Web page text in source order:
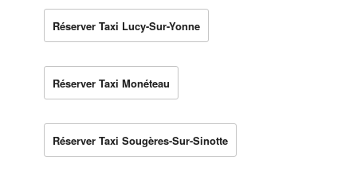
Réserver Taxi Lucy-Sur-Yonne
Réserver Taxi Monéteau
Réserver Taxi Sougères-Sur-Sinotte